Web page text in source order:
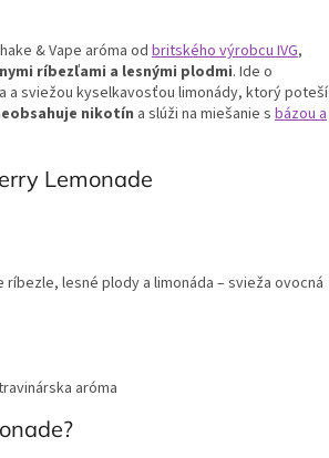
& Vape aróma odbritského výrobcu IVG,
ríbezľami a lesnými plodmi. Ide o
a sviežou kyselkavosťou limonády, ktorý poteší
nikotín a slúži na miešanie s bázou a
Lemonade
ríbezle, lesné plody a limonáda – svieža ovocná
aróma